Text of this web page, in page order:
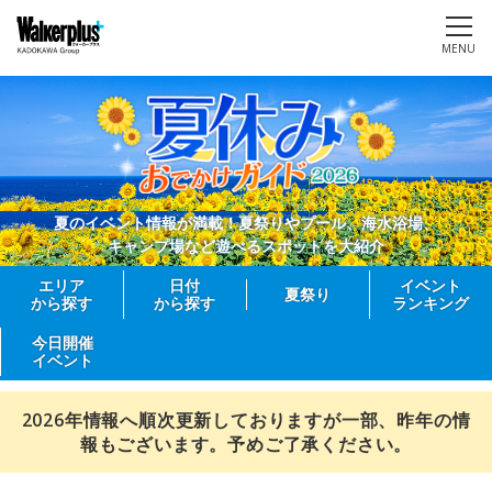
MENU
夏のイベント情報が満載！夏祭りやプール、海水浴場、
キャンプ場など遊べるスポットを大紹介
エリア
から探す
日付
から探す
夏祭り
イベント
ランキング
今日開催
イベント
2026年情報へ順次更新しておりますが一部、昨年の情
報もございます。予めご了承ください。